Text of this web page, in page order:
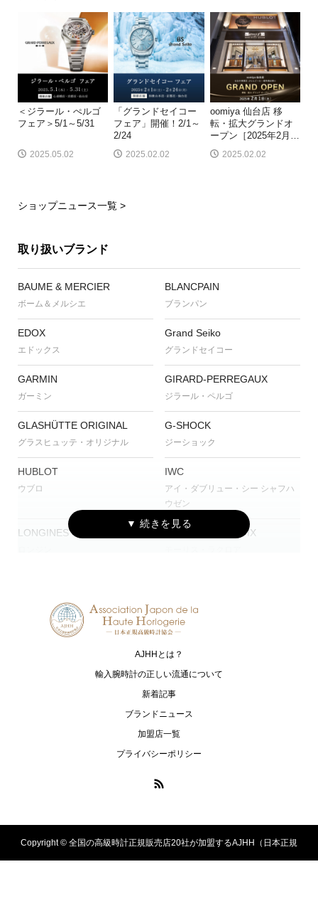
＜ジラール・ぺルゴ
フェア＞5/1～5/31
2025.05.02
「グランドセイコー
フェア」開催！2/1～
2/24
2025.02.02
oomiya 仙台店 移
転・拡大グランドオ
ープン［2025年2月 …
2025.02.02
ショップニュース一覧 >
取り扱いブランド
BAUME & MERCIER
ボーム＆メルシエ
BLANCPAIN
ブランパン
EDOX
エドックス
Grand Seiko
グランドセイコー
GARMIN
ガーミン
GIRARD-PERREGAUX
ジラール・ペルゴ
GLASHÜTTE ORIGINAL
グラスヒュッテ・オリジナル
G-SHOCK
ジーショック
HUBLOT
ウブロ
IWC
アイ・ダブリュー・シー シャフハ
ウゼン
LONGINES MAURICE LACROIX
PANERAI ASTRON
PROSPEX
プロスペックス
ZENITH
ゼニス
AJHHとは？
輸入腕時計の正しい流通について
新着記事
ブランドニュース
加盟店一覧
プライバシーポリシー
Copyright © 全国の高級時計正規販売店20社が加盟するAJHH（日本正規